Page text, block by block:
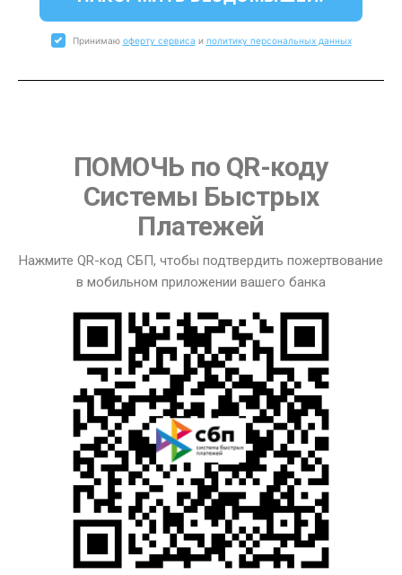
Принимаю оферту сервиса и политику персональных данных
ПОМОЧЬ по QR-коду
Системы Быстрых
Платежей
Нажмите QR-код СБП, чтобы подтвердить пожертвование
в мобильном приложении вашего банка